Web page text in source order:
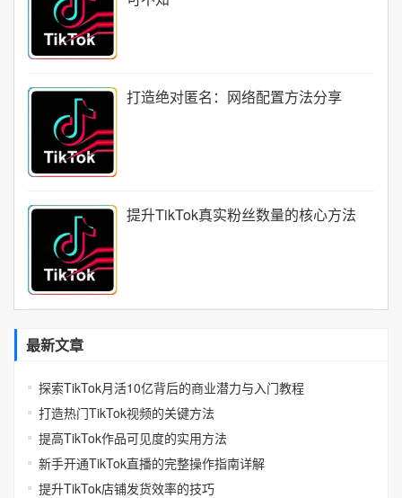
打造绝对匿名：网络配置方法分享
提升TikTok真实粉丝数量的核心方法
最新文章
探索TikTok月活10亿背后的商业潜力与入门教程
打造热门TikTok视频的关键方法
提高TikTok作品可见度的实用方法
新手开通TikTok直播的完整操作指南详解
提升TikTok店铺发货效率的技巧